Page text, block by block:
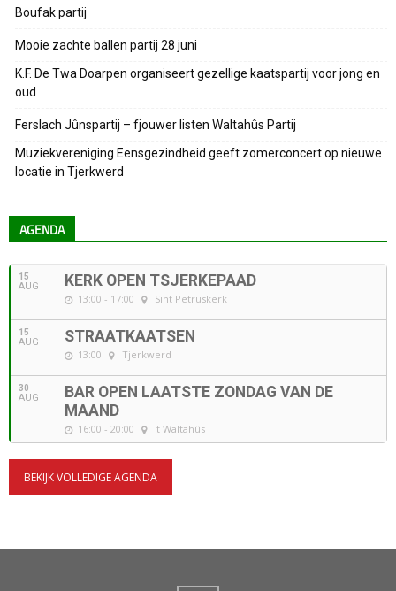
Boufak partij
Mooie zachte ballen partij 28 juni
K.F. De Twa Doarpen organiseert gezellige kaatspartij voor jong en
oud
Ferslach Jûnspartij – fjouwer listen Waltahûs Partij
Muziekvereniging Eensgezindheid geeft zomerconcert op nieuwe
locatie in Tjerkwerd
AGENDA
15
AUG KERK OPEN TSJERKEPAAD
13:00 - 17:00 Sint Petruskerk
15
AUG STRAATKAATSEN
13:00 Tjerkwerd
30
AUG
BAR OPEN LAATSTE ZONDAG VAN DE
MAAND
16:00 - 20:00 't Waltahûs
BEKIJK VOLLEDIGE AGENDA